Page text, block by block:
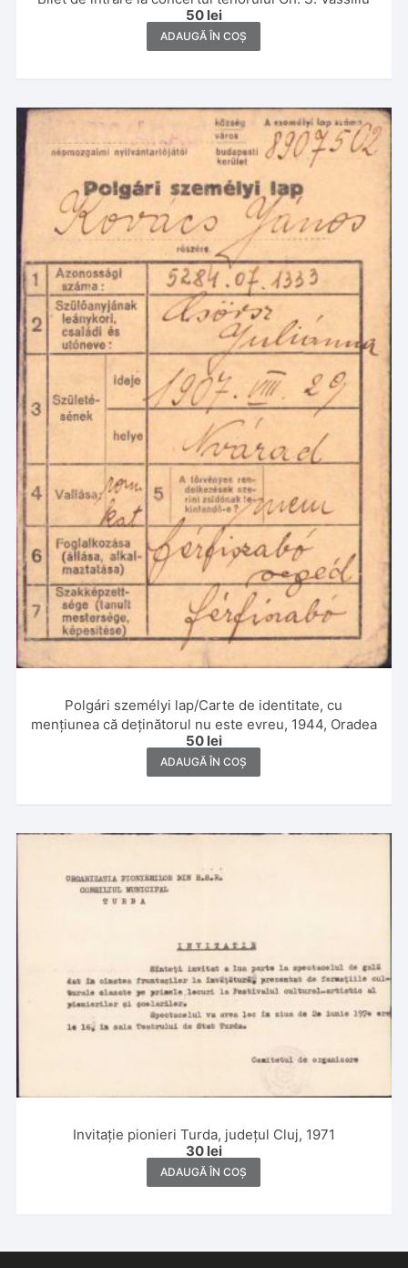
50 lei
ADAUGĂ ÎN COȘ
Polgári személyi lap/Carte de identitate, cu
mențiunea că deținătorul nu este evreu, 1944, Oradea
50 lei
ADAUGĂ ÎN COȘ
Invitație pionieri Turda, județul Cluj, 1971
30 lei
ADAUGĂ ÎN COȘ